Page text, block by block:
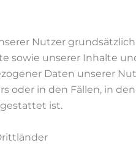
Nutzer
sowie unserer Inhalte
Daten unserer
oder in den Fällen, in
ist.